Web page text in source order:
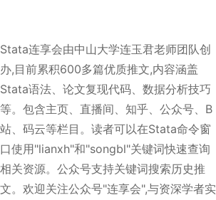
Stata连享会由中山大学连玉君老师团队创
办,目前累积600多篇优质推文,内容涵盖
Stata语法、论文复现代码、数据分析技巧
等。包含主页、直播间、知乎、公众号、B
站、码云等栏目。读者可以在Stata命令窗
口使用"lianxh"和"songbl"关键词快速查询
相关资源。公众号支持关键词搜索历史推
文。欢迎关注公众号"连享会",与资深学者实